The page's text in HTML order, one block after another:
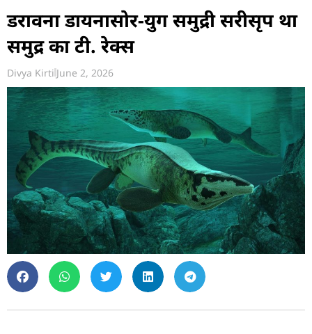
डरावना डायनासोर-युग समुद्री सरीसृप था
समुद्र का टी. रेक्स
Divya Kirti June 2, 2026